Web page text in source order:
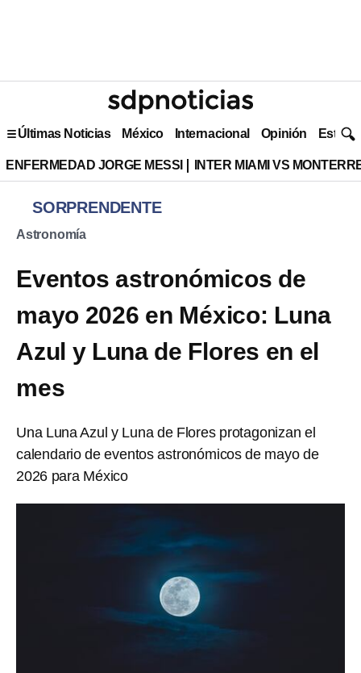
Últimas Noticias México Internacional Opinión Estilo
ENFERMEDAD JORGE MESSI INTER MIAMI VS
SORPRENDENTE
Astronomía
Eventos astronómicos de
mayo 2026 en México: Luna
Azul y Luna de Flores en el
mes
Una Luna Azul y Luna de Flores protagonizan el
calendario de eventos astronómicos de mayo de
2026 para México